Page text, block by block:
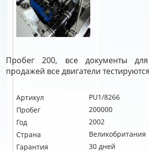
Пробег 200, все документы
продажей все двигатели
Артикул
PU1/8266
Пробег
200000
Год
2002
Страна
Великобритания
Гарантия
30 дней